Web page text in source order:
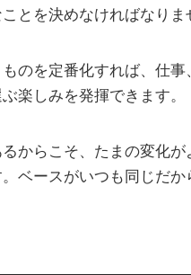
とを決めなければなりま
のを定番化すれば、仕事
楽しみを発揮できます。
からこそ、たまの変化が
ベースがいつも同じだか